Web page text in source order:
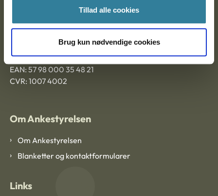
Tillad alle cookies
Brug kun nødvendige cookies
Ankestyrelsen København
EAN: 57 98 000 35 48 21
CVR: 1007 4002
Om Ankestyrelsen
Om Ankestyrelsen
Blanketter og kontaktformularer
Links